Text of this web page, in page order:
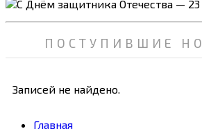
ПОСТУПИВШИЕ
Записей не найдено.
Главная